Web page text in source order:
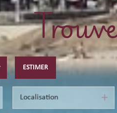
de vacances
ESTIMER